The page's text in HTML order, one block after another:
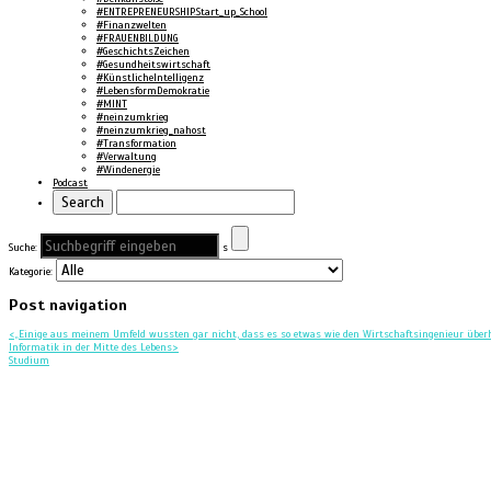
#ENTREPRENEURSHIP.Start_up_School
#Finanzwelten
#FRAUENBILDUNG
#GeschichtsZeichen
#Gesundheitswirtschaft
#KünstlicheIntelligenz
#LebensformDemokratie
#MINT
#neinzumkrieg
#neinzumkrieg_nahost
#Transformation
#Verwaltung
#Windenergie
Podcast
Suche:
s
Kategorie:
Post navigation
<„Einige aus meinem Umfeld wussten gar nicht, dass es so etwas wie den Wirtschaftsingenieur
Informatik in der Mitte des Lebens>
Studium